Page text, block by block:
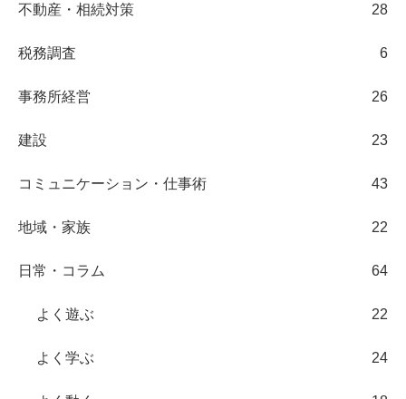
不動産・相続対策 28
税務調査 6
事務所経営 26
建設 23
コミュニケーション・仕事術 43
地域・家族 22
日常・コラム 64
よく遊ぶ 22
よく学ぶ 24